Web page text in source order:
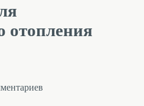
отопления